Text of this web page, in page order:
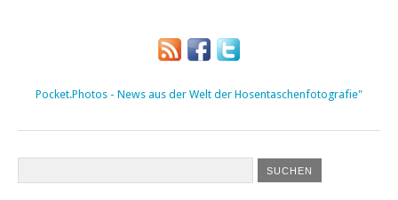
Pocket.Photos - News aus der Welt der Hosentaschenfotografie"